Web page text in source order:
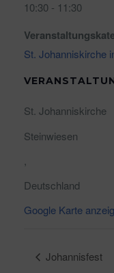
10:30 - 11:30
St. Johanniskirche
St. Johanniskirche
Steinwiesen
Deutschland
Google Karte
Johannisfest